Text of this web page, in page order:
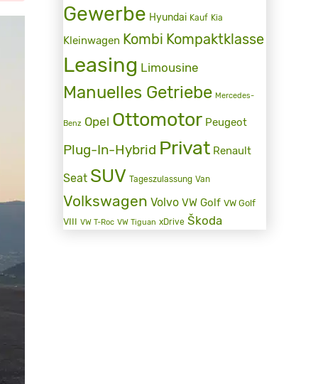
Gewerbe Hyundai Kauf Kia
Kleinwagen Kombi Kompaktklasse
Leasing Limousine
Manuelles Getriebe Mercedes-
Benz Opel Ottomotor Peugeot
Plug-In-Hybrid Privat Renault
Seat SUV Tageszulassung Van
Volkswagen Volvo VW Golf VW Golf
VIII VW T-Roc VW Tiguan xDrive Škoda